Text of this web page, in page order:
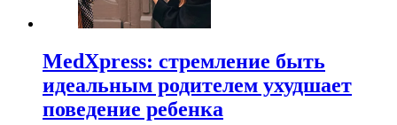
MedXpress: стремление быть
идеальным родителем ухудшает
поведение ребенка